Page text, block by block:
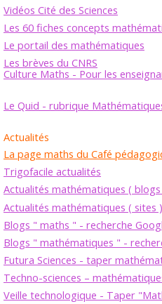
Vidéos Cité des Sciences
Les 60 fiches concepts
Le portail des mathématiques
Les brèves du CNRS
Culture Maths - Pour les
Le Quid - rubrique
Actualités
La page maths du Café
Trigofacile actualités
Actualités mathématiques ( blogs
Actualités mathématiques ( sites )
Blogs " maths " - recherche
Blogs " mathématiques " -
Futura Sciences - taper
Techno-sciences –
Veille technologique - Taper